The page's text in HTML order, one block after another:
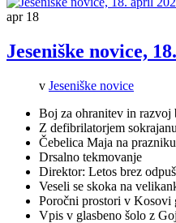
apr 18
Jeseniške novice,
v Jeseniške novice
Boj za ohranitev in razvoj
Z defibrilatorjem
Čebelica Maja na
Drsalno tekmovanje
Direktor: Letos brez
Veseli se skoka na
Poročni prostori v Kosovi
Vpis v glasbeno šolo z